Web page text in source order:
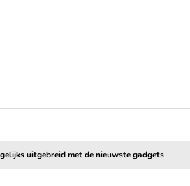
uitgebreid met de nieuwste gadgets